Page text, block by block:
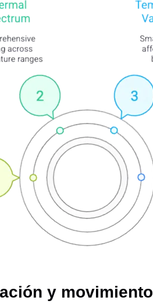
y movimiento